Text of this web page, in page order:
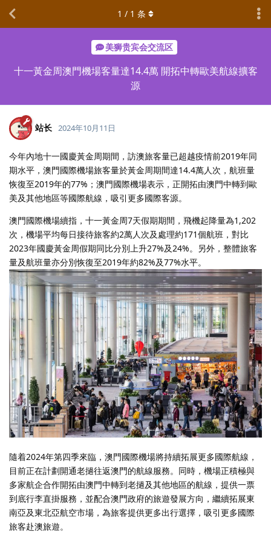
美狮贵宾会交流区
十一黃金周澳門機場客量達14.4萬 開拓中轉歐美航線擴客
源
1 / 1 条
站长 2024年10月11日
今年內地十一國慶黃金周期間，訪澳旅客量已超越疫情前2019年同
期水平，澳門國際機場旅客量於黃金周期間達14.4萬人次，航班量
恢復至2019年的77%；澳門國際機場表示，正開拓由澳門中轉到歐
美及其他地區等國際航線，吸引更多國際客源。
澳門國際機場續指，十一黃金周7天假期期間，飛機起降量為1,202
次，機場平均每日接待旅客約2萬人次及處理約171個航班，對比
2023年國慶黃金周假期同比分別上升27%及24%。另外，整體旅客
量及航班量亦分別恢復至2019年約82%及77%水平。
隨着2024年第四季來臨，澳門國際機場將持續拓展更多國際航線，
目前正在計劃開通老撾往返澳門的航線服務。同時，機場正積極與
多家航企合作開拓由澳門中轉到老撾及其他地區的航線，提供一票
到底行李直掛服務，並配合澳門政府的旅遊發展方向，繼續拓展東
南亞及東北亞航空市場，為旅客提供更多出行選擇，吸引更多國際
旅客赴澳旅遊。